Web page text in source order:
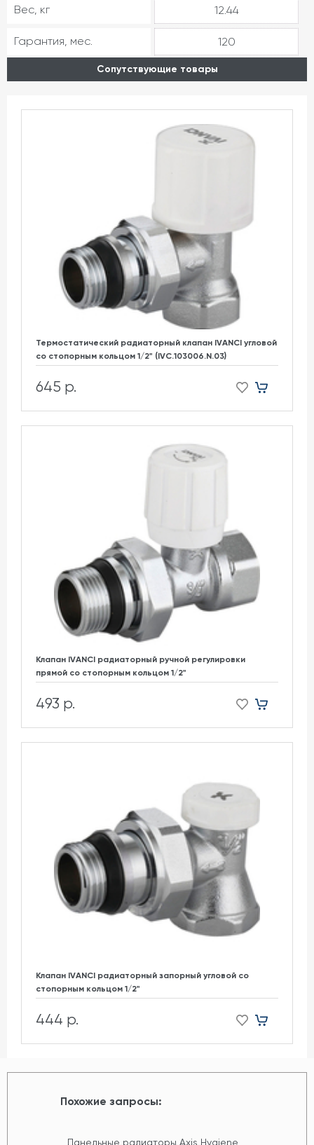
Вес, кг 12.44
Гарантия, мес. 120
Сопутствующие товары
Термостатический радиаторный клапан IVANCI угловой
со стопорным кольцом 1/2" (IVC.103006.N.03)
645 р.
Клапан IVANCI радиаторный ручной регулировки
прямой со стопорным кольцом 1/2"
493 р.
Клапан IVANCI радиаторный запорный угловой со
стопорным кольцом 1/2"
444 р.
Похожие запросы:
Панельные радиаторы Axis Hygiene